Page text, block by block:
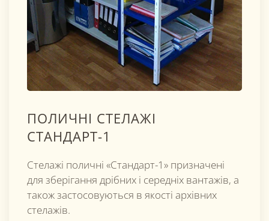
ПОЛИЧНІ СТЕЛАЖІ
СТАНДАРТ-1
Стелажі поличні «Стандарт-1» призначені
для зберігання дрібних і середніх вантажів, а
також застосовуються в якості архівних
стелажів.